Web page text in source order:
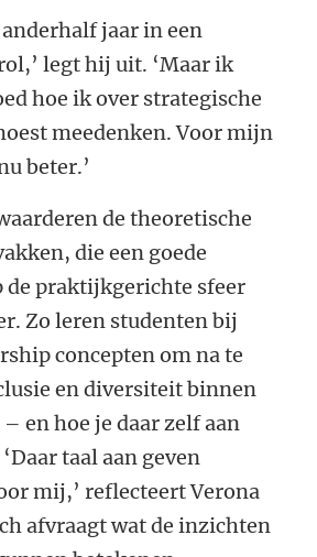
anderhalf jaar in een
legt hij uit. ‘Maar ik
hoe ik over strategische
meedenken. Voor mijn
beter.’
de theoretische
die een goede
de praktijkgerichte sfeer
Zo leren studenten bij
concepten om na te
en diversiteit binnen
en hoe je daar zelf aan
taal aan geven
mij,’ reflecteert Verona
afvraagt wat de inzichten